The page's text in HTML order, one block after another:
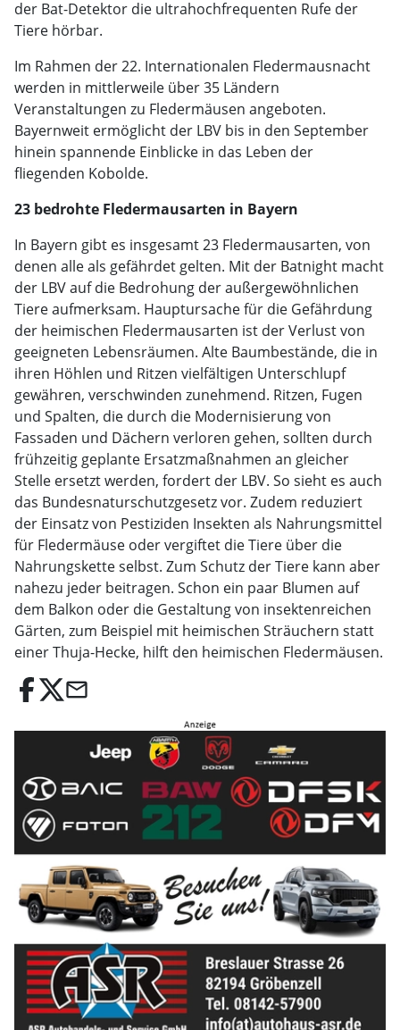
der Bat-Detektor die ultrahochfrequenten Rufe der
Tiere hörbar.
Im Rahmen der 22. Internationalen Fledermausnacht
werden in mittlerweile über 35 Ländern
Veranstaltungen zu Fledermäusen angeboten.
Bayernweit ermöglicht der LBV bis in den September
hinein spannende Einblicke in das Leben der
fliegenden Kobolde.
23 bedrohte Fledermausarten in Bayern
In Bayern gibt es insgesamt 23 Fledermausarten, von
denen alle als gefährdet gelten. Mit der Batnight macht
der LBV auf die Bedrohung der außergewöhnlichen
Tiere aufmerksam. Hauptursache für die Gefährdung
der heimischen Fledermausarten ist der Verlust von
geeigneten Lebensräumen. Alte Baumbestände, die in
ihren Höhlen und Ritzen vielfältigen Unterschlupf
gewähren, verschwinden zunehmend. Ritzen, Fugen
und Spalten, die durch die Modernisierung von
Fassaden und Dächern verloren gehen, sollten durch
frühzeitig geplante Ersatzmaßnahmen an gleicher
Stelle ersetzt werden, fordert der LBV. So sieht es auch
das Bundesnaturschutzgesetz vor. Zudem reduziert
der Einsatz von Pestiziden Insekten als Nahrungsmittel
für Fledermäuse oder vergiftet die Tiere über die
Nahrungskette selbst. Zum Schutz der Tiere kann aber
nahezu jeder beitragen. Schon ein paar Blumen auf
dem Balkon oder die Gestaltung von insektenreichen
Gärten, zum Beispiel mit heimischen Sträuchern statt
einer Thuja-Hecke, hilft den heimischen Fledermäusen.
email